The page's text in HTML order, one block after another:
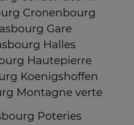
Cronenbourg
Gare
Halles
Hautepierre
Koenigshoffen
Montagne verte
Poteries